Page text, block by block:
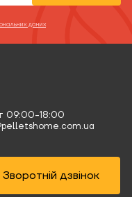
даних
09:00-18:00
Зворотній дзвінок